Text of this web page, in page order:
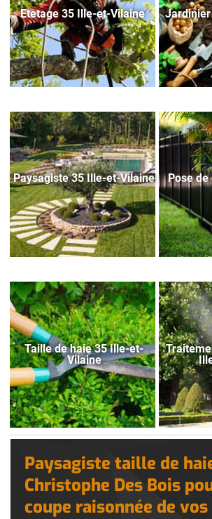
Etetage 35 Ille-et-Vilaine
Paysagiste 35 Ille-et-Vilaine
Pose
Taille de haie 35 Ille-et-
Vilaine
Paysagiste taille de
Christophe Des Bois
coupe raisonnée de